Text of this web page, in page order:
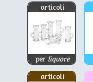
articoli
per liquore
articoli